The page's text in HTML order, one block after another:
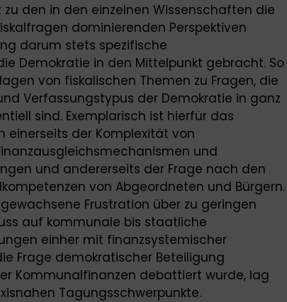
den in den einzelnen Wissenschaften die
dominierenden Perspektiven
darum stets spezifische
Demokratie in den Mittelpunkt gebracht. So
von fiskalischen Themen zu Fragen, die
Verfassungstypus der Demokratie in ganz
sind. Exemplarisch ist hierfür das
einerseits der Komplexität von
und
und andererseits der Frage nach den
von Abgeordneten und Bürgern.
Frustration über zu geringen
auf kommunale bis staatliche
einher mit finanzsystemischer
Frage demokratischer Beteiligung
Kommunalfinanzen debattiert wurde, lag
Tagungsschwerpunkte.